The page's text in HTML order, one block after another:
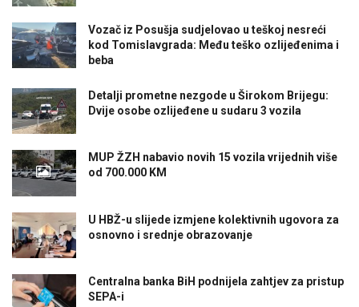
Vozač iz Posušja sudjelovao u teškoj nesreći
kod Tomislavgrada: Među teško ozlijeđenima i
beba
Detalji prometne nezgode u Širokom Brijegu:
Dvije osobe ozlijeđene u sudaru 3 vozila
MUP ŽZH nabavio novih 15 vozila vrijednih više
od 700.000 KM
U HBŽ-u slijede izmjene kolektivnih ugovora za
osnovno i srednje obrazovanje
Centralna banka BiH podnijela zahtjev za pristup
SEPA-i